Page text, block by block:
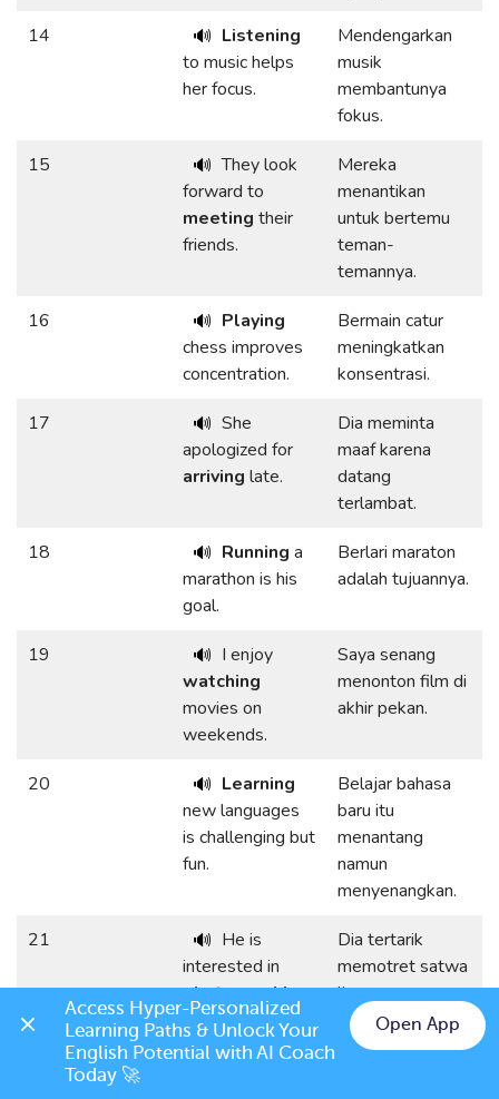
14
🔊 Listening
to music helps
her focus.
Mendengarkan
musik
membantunya
fokus.
15
🔊 They look
forward to
meeting their
friends.
Mereka
menantikan
untuk bertemu
teman-
temannya.
16
🔊 Playing
chess improves
concentration.
Bermain catur
meningkatkan
konsentrasi.
17
🔊 She
apologized for
arriving late.
Dia meminta
maaf karena
datang
terlambat.
18
🔊 Running a
marathon is his
goal.
Berlari maraton
adalah tujuannya.
19 🔊 I enjoy
watching
movies on
weekends.
Saya senang
menonton film di
akhir pekan.
20 🔊 Learning
new languages
is challenging but
fun.
Belajar bahasa
baru itu
menantang
namun
menyenangkan.
21
🔊 He is
interested in
photographing
wildlife.
Dia tertarik
memotret satwa
liar.
Access Hyper-Personalized
Learning Paths & Unlock Your
English Potential with AI Coach
Today 🚀
Open App